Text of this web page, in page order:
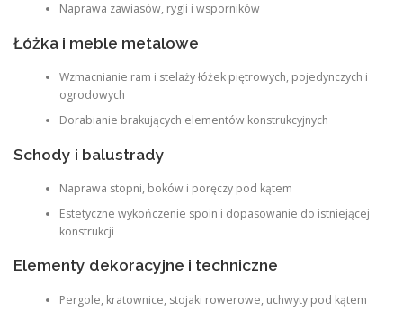
Naprawa zawiasów, rygli i wsporników
Łóżka i meble metalowe
Wzmacnianie ram i stelaży łóżek piętrowych, pojedynczych i
ogrodowych
Dorabianie brakujących elementów konstrukcyjnych
Schody i balustrady
Naprawa stopni, boków i poręczy pod kątem
Estetyczne wykończenie spoin i dopasowanie do istniejącej
konstrukcji
Elementy dekoracyjne i techniczne
Pergole, kratownice, stojaki rowerowe, uchwyty pod kątem